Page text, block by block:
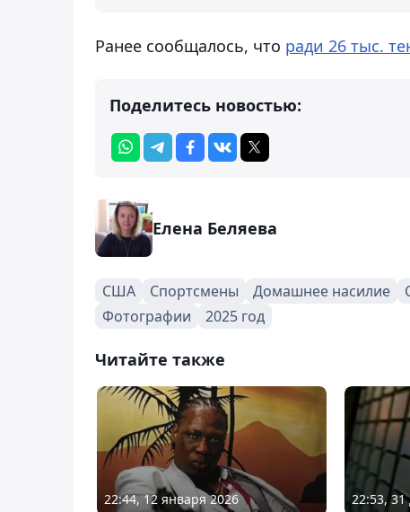
Ранее сообщалось, что ради 26 тыс.
Поделитесь новостью:
Елена Беляева
США Спортсмены Домашнее насилие
Фотографии
2025 год
Читайте также
22:44, 12 января 2026 22:53, 31